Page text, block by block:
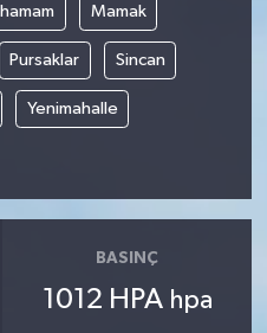
Mamak
Pursaklar Sincan
Yenimahalle
BASINÇ
1012 HPA hpa